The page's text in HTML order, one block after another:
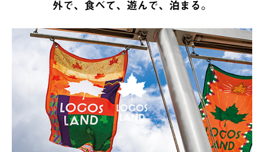
外で、食べて、遊んで、泊まる。